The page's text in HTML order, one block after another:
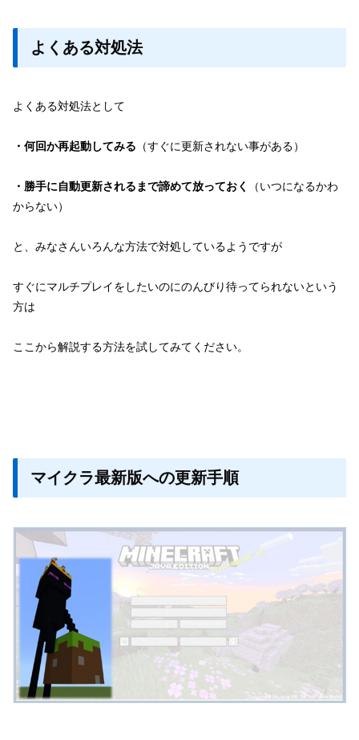
よくある対処法
よくある対処法として
・何回か再起動してみる （すぐに更新されない事がある）
・勝手に自動更新されるまで諦めて放っておく
（いつになるかわ
からない）
と、みなさんいろんな方法で対処しているようですが
すぐにマルチプレイをしたいのにのんびり待ってられないという
方は
ここから解説する方法を試してみてください。
マイクラ最新版への更新手順